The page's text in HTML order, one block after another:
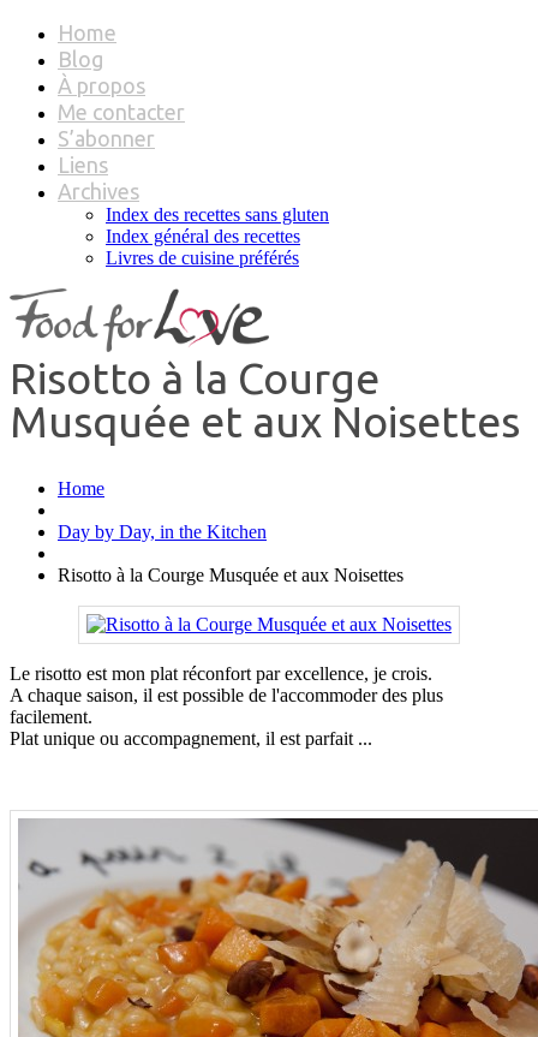
Home
Blog
À propos
Me contacter
S’abonner
Liens
Archives
Index des recettes sans gluten
Index général des recettes
Livres de cuisine préférés
Risotto à la Courge
Musquée et aux Noisettes
Home
Day by Day, in the Kitchen
Risotto à la Courge Musquée et aux Noisettes
Le risotto est mon plat réconfort par excellence, je crois.
A chaque saison, il est possible de l'accommoder des plus
facilement.
Plat unique ou accompagnement, il est parfait ...